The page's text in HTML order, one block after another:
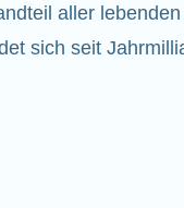
aller
sich seit